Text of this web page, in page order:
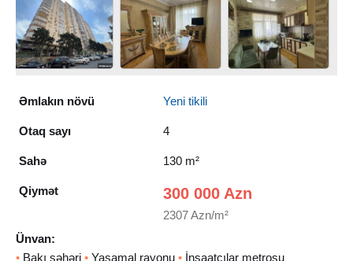
Əmlakın növü Yeni tikili
Otaq sayı 4
Sahə 130 m²
Qiymət 300 000 Azn
2307 Azn/m²
Ünvan:
• Bakı şəhəri • Yasamal rayonu • İnşaatçılar metrosu